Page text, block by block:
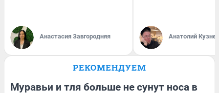
Анастасия Завгородняя Анатолий
РЕКОМЕНДУЕМ
Муравьи и тля больше не сунут носа в